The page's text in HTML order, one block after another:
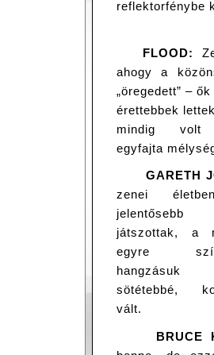
reflektorfénybe
FLOOD:
ahogy a
„öregedett” –
érettebbek
mindig volt
egyfajta
GARETH
zenei
jelentősebb
játszottak, a
egyre
sötétebbé,
vált.
BRUCE